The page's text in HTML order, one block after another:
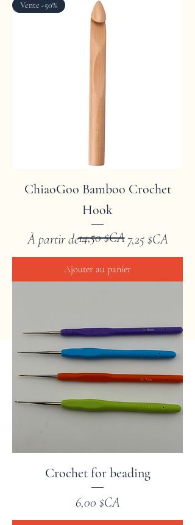
Vente -50%
ChiaoGoo Bamboo Crochet
Hook
À partir de
Prix original14,50 $CA 7,25 $CA
Prix promotionnel
Ajouter au panier
Crochet for beading
Prix
6,00 $CA